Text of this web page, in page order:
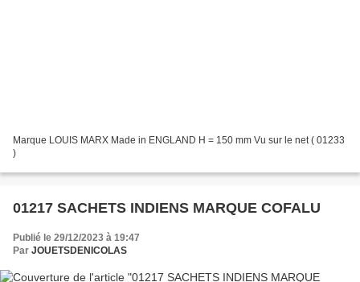
Marque LOUIS MARX Made in ENGLAND H = 150 mm Vu sur le net ( 01233
)
01217 SACHETS INDIENS MARQUE COFALU
Publié le 29/12/2023 à 19:47
Par JOUETSDENICOLAS